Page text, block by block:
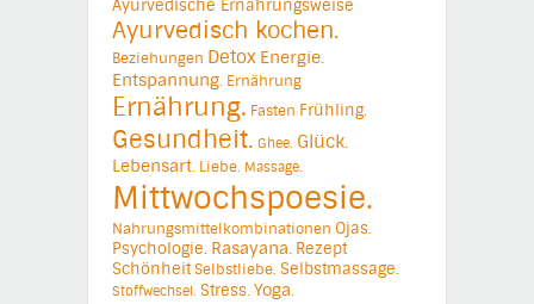
Ayurvedische Ernährungsweise
Ayurvedisch kochen.
Beziehungen Detox Energie.
Entspannung. Ernährung
Ernährung. Fasten Frühling.
Gesundheit. Ghee. Glück.
Lebensart. Liebe. Massage.
Mittwochspoesie.
Nahrungsmittelkombinationen Ojas.
Psychologie. Rasayana. Rezept
SchönheitSelbstliebe. Selbstmassage.
Stoffwechsel. Stress.Yoga.